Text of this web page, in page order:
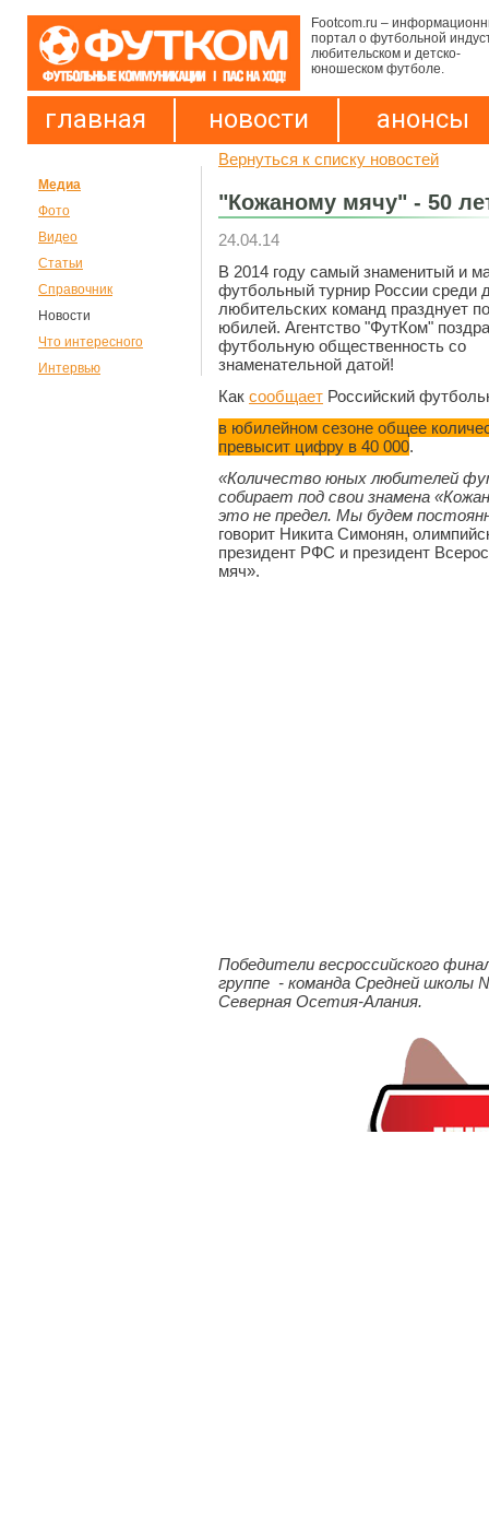
Footcom.ru –
портал о футбольной
любительском и детско-
юношеском футболе.
главная новости анонсы
Медиа
Фото
Видео
Статьи
Справочник
Новости
Что интересного
Интервью
Вернуться к списку новостей
"Кожаному мячу" - 50
24.04.14
В 2014 году самый знаменитый и
футбольный турнир России среди
любительских команд празднует
юбилей. Агентство "ФутКом"
футбольную общественность со
знаменательной датой!
Как сообщает Российский
в юбилейном сезоне общее
превысит цифру в 40 000.
«Количество юных любителей
собирает под свои знамена
это не предел. Мы будем
говорит Никита Симонян,
президент РФС и президент
мяч».
Победители весроссийского
группе - команда Средней школы
Северная Осетия-Алания.